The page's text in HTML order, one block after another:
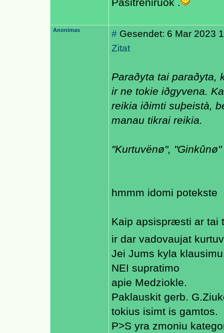
Pasitreniruok .
Anonimas # Gesendet: 6 Mar 2023
Zitat
Paraðyta tai paraðyta,
ir ne tokie iðgyvena.
reikia iðimti suþeistà,
manau tikrai reikia.
"Kurtuvënø",
hmmm idomi potekste
Kaip apsispræsti ar tai
ir dar vadovaujat
Jei Jums kyla
NEI supratimo
apie Medziokle.
Paklauskit gerb.
tokius isimt is gamtos.
P>S yra zmoniu